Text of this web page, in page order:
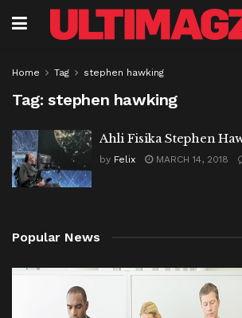
Home Tag stephen hawking
Tag: stephen hawking
Ahli Fisika Stephen
by Felix MARCH 14, 2018
Popular News